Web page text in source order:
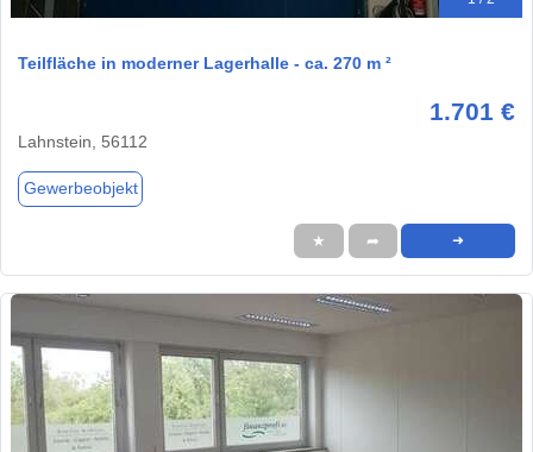
Teilfläche in moderner Lagerhalle - ca. 270 m ²
1.701 €
Lahnstein, 56112
Gewerbeobjekt
★ ➦ ➜